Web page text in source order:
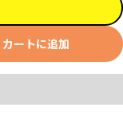
カートに追加